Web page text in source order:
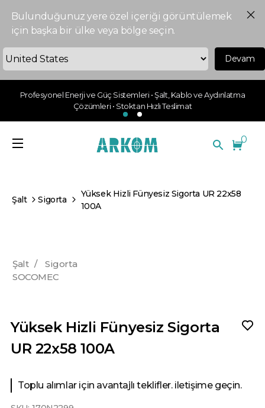
Bulunduğunuz yere özel içeriği görüntülemek
için başka bir ülke veya bölge seçin.
Devam
Profesyonel Enerji ve Güç Sistemleri • Şalt, Kablo ve Aydınlatma
Çözümleri • Stoktan Hızlı Teslimat
0
Şalt Sigorta
Yüksek Hizli Fünyesiz Sigorta UR 22x58
100A
Şalt /
Sigorta
SOCOMEC
Yüksek Hizli Fünyesiz Sigorta
UR 22x58 100A
Toplu alımlar için avantajlı teklifler. iletişime geçin.